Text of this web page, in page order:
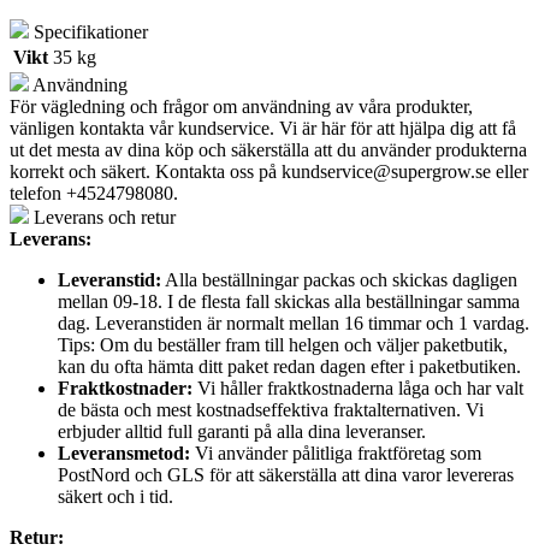
Specifikationer
Vikt 35 kg
Användning
För vägledning och frågor om användning av våra produkter,
vänligen kontakta vår kundservice. Vi är här för att hjälpa dig att få
ut det mesta av dina köp och säkerställa att du använder produkterna
korrekt och säkert. Kontakta oss på kundservice@supergrow.se eller
telefon +4524798080.
Leverans och retur
Leverans:
Leveranstid: Alla beställningar packas och skickas dagligen
mellan 09-18. I de flesta fall skickas alla beställningar samma
dag. Leveranstiden är normalt mellan 16 timmar och 1 vardag.
Tips: Om du beställer fram till helgen och väljer paketbutik,
kan du ofta hämta ditt paket redan dagen efter i paketbutiken.
Fraktkostnader: Vi håller fraktkostnaderna låga och har valt
de bästa och mest kostnadseffektiva fraktalternativen. Vi
erbjuder alltid full garanti på alla dina leveranser.
Leveransmetod: Vi använder pålitliga fraktföretag som
PostNord och GLS för att säkerställa att dina varor levereras
säkert och i tid.
Retur: